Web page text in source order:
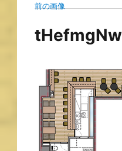
前の画像
tHefmgNw